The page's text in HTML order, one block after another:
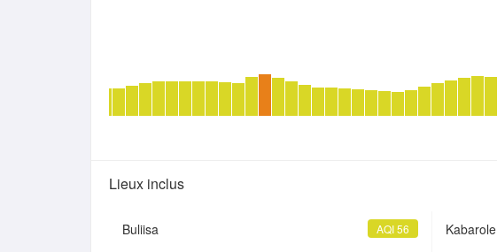
Lieux inclus
Buliisa AQI 56 Kabarole